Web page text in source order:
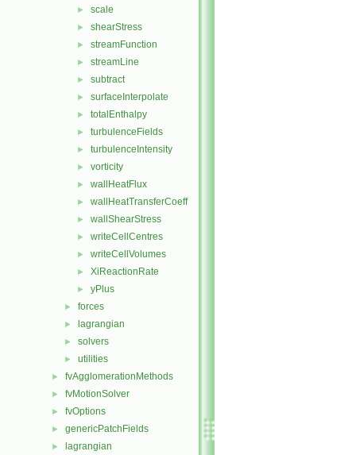
► scale
► shearStress
► streamFunction
► streamLine
► subtract
► surfaceInterpolate
► totalEnthalpy
► turbulenceFields
► turbulenceIntensity
► vorticity
► wallHeatFlux
► wallHeatTransferCoeff
► wallShearStress
► writeCellCentres
► writeCellVolumes
► XiReactionRate
► yPlus
► forces
► lagrangian
► solvers
► utilities
► fvAgglomerationMethods
► fvMotionSolver
► fvOptions
► genericPatchFields
► lagrangian